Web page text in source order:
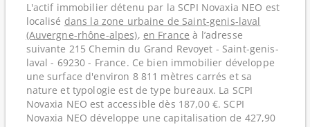
L'actif immobilier détenu par la SCPI Novaxia NEO est
localisé dans la zone urbaine de Saint-genis-laval
(Auvergne-rhône-alpes), en France à l’adresse
suivante 215 Chemin du Grand Revoyet - Saint-genis-
laval - 69230 - France. Ce bien immobilier développe
une surface d'environ 8 811 mètres carrés et sa
nature et typologie est de type bureaux. La SCPI
Novaxia NEO est accessible dès 187,00 €. SCPI
Novaxia NEO développe une capitalisation de 427,90